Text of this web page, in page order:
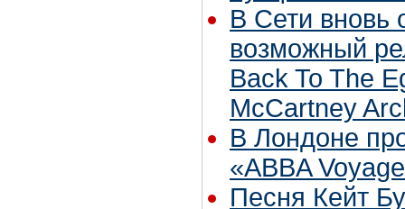
В Сети вновь
возможный
Back To The
McCartney
В Лондоне
«ABBA
Песня Кейт